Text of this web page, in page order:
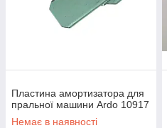
Пластина амортизатора для
пральної машини Ardo 10917
Немає в наявності